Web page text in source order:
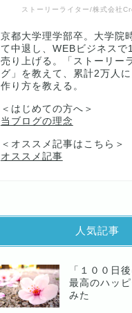
ストーリーライター/株式会社
京都大学理学部卒。大学院
て中退し、WEBビジネスで
売り上げる。「ストーリー
グ」を教えて、累計2万人
作り方を教える。
＜はじめての方へ＞
当ブログの理念
＜オススメ記事はこちら＞
オススメ記事
人気記事
「１００日
最高のハッ
みた